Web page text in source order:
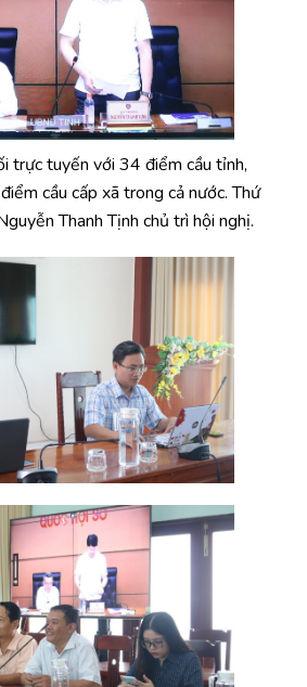
trực tuyến với 34 điểm cầu tỉnh,
cầu cấp xã trong cả nước. Thứ
Thanh Tịnh chủ trì hội nghị.